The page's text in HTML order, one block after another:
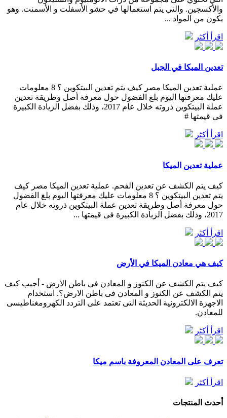
والأكسجين. والتي يتم استعمالها في حشو الأسفلت و الأسمنت. وهو
يكون من المواد ...
اقرأ أكثر
تعدين الميكا في الجبل
عملية تعدين الميكا مصر كيف يتم تعدين البيتكوين ؟ 8 معلومات
عليك معرفتها اليوم بلغ الفضول حول معرفة أصل وطريقة تعدين
عملة البيتكوين ذروته خلال عام 2017، وذلك بفضل الزيادة الكبيرة
فى قيمتها #
اقرأ أكثر
عملية تعدين الميكا
كيف يتم الكشف عن تعدين الفحم. عملية تعدين الميكا مصر كيف
يتم تعدين البيتكوين ؟ 8 معلومات عليك معرفتها اليوم بلغ الفضول
حول معرفة أصل وطريقة تعدين عملة البيتكوين ذروته خلال عام
2017، وذلك بفضل الزيادة الكبيرة فى قيمتها ...
اقرأ أكثر
كيف هي معادن الميكا في الأرض
كيف يتم الكشف عن الكنوز و المعادن فى باطن الارض - أجيب كيف
يتم الكشف عن الكنوز و المعادن فى باطن الارض؟. استخدام
الاجهزة الالكترونية الحديثة التى تعتمد على التردد الكهرومغناطيسى
للمعادن.
اقرأ أكثر
تعرف على المعادن المعروفة باسم ميكا
اقرأ أكثر
أحدث المنتجات